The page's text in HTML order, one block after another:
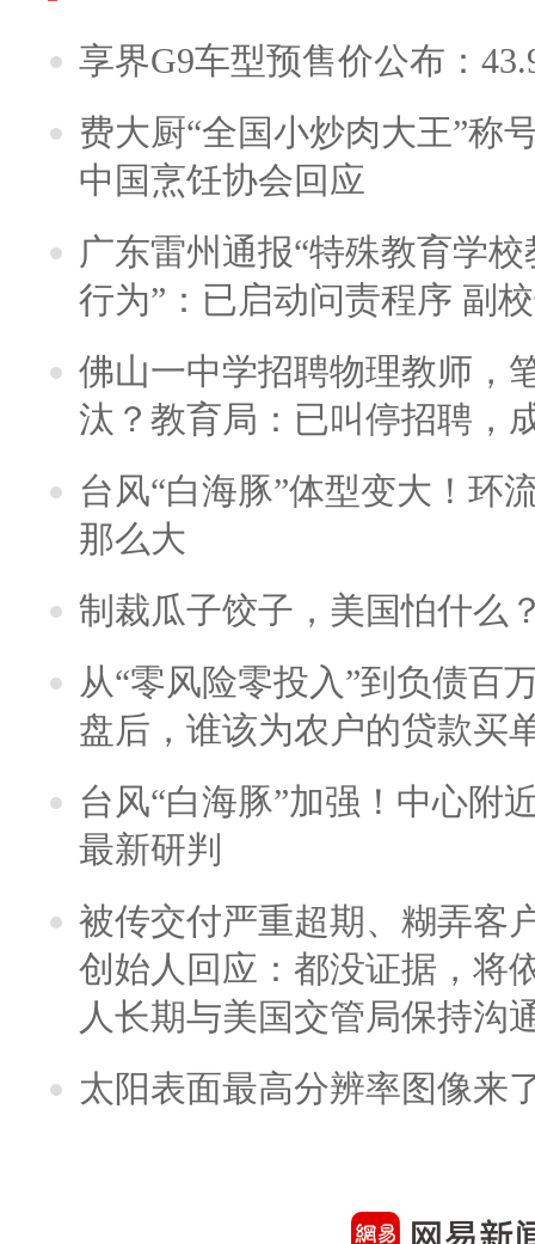
享界G9车型预售价公布：
费大厨“全国小炒肉大王”称
中国烹饪协会回应
广东雷州通报“特殊教育学
行为”：已启动问责程序 副
佛山一中学招聘物理教师，
汰？教育局：已叫停招聘，
台风“白海豚”体型变大！环
那么大
制裁瓜子饺子，美国怕什么
从“零风险零投入”到负债百
盘后，谁该为农户的贷款买
台风“白海豚”加强！中心附
最新研判
被传交付严重超期、糊弄客
创始人回应：都没证据，将
人长期与美国交管局保持沟
太阳表面最高分辨率图像来